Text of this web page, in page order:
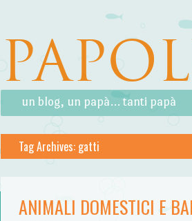
un blog, un papà… tanti papà
Menu
Skip to content
Tag Archives: gatti
ANIMALI DOMESTICI E